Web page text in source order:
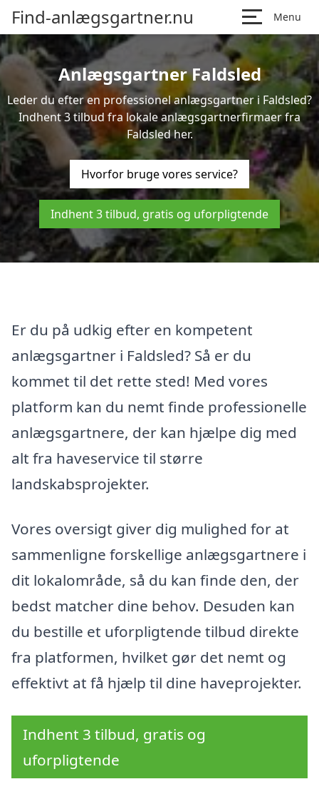
Find-anlægsgartner.nu Menu
Anlægsgartner Faldsled
Leder du efter en professionel anlægsgartner i Faldsled?
Indhent 3 tilbud fra lokale anlægsgartnerfirmaer fra
Faldsled her.
Hvorfor bruge vores service?
Indhent 3 tilbud, gratis og uforpligtende
Er du på udkig efter en kompetent
anlægsgartner i Faldsled? Så er du
kommet til det rette sted! Med vores
platform kan du nemt finde professionelle
anlægsgartnere, der kan hjælpe dig med
alt fra haveservice til større
landskabsprojekter.
Vores oversigt giver dig mulighed for at
sammenligne forskellige anlægsgartnere i
dit lokalområde, så du kan finde den, der
bedst matcher dine behov. Desuden kan
du bestille et uforpligtende tilbud direkte
fra platformen, hvilket gør det nemt og
effektivt at få hjælp til dine haveprojekter.
Indhent 3 tilbud, gratis og
uforpligtende